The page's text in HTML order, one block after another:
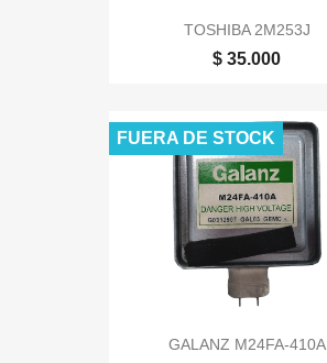
TOSHIBA 2M253J
$ 35.000
GALANZ M24FA-410A
FUERA DE STOCK